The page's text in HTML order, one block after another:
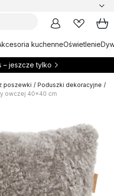
kuchenneOświetlenie
– jeszcze tylko
poszewki / Poduszki dekoracyjne /
owczej 40x40 cm